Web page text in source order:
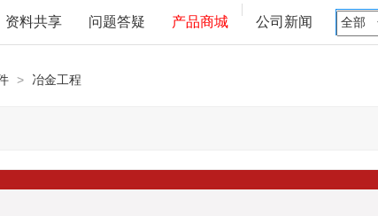
资料共享 问题答疑 产品商城 公司新闻
> 冶金工程